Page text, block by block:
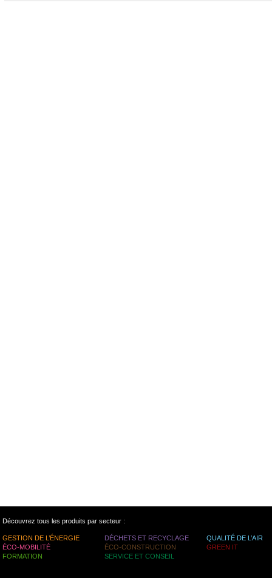
Découvrez tous les produits par secteur :
GESTION DE L’ÉNERGIE DÉCHETS ET RECYCLAGE
QUALITÉ DE L’AIR
ÉCO-MOBILITÉ
ÉCO-CONSTRUCTION
GREEN IT
FORMATION
SERVICE ET CONSEIL